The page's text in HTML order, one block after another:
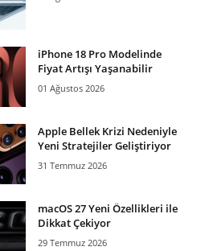
iPhone 18 Pro Modelinde
Fiyat Artışı Yaşanabilir
01 Ağustos 2026
Apple Bellek Krizi Nedeniyle
Yeni Stratejiler Geliştiriyor
31 Temmuz 2026
macOS 27 Yeni Özellikleri ile
Dikkat Çekiyor
29 Temmuz 2026